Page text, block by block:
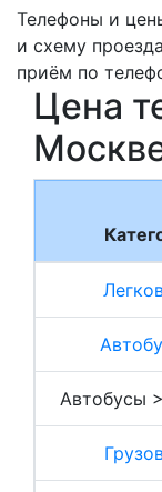
Телефоны и
и схему
приём по
Цена
Автобусы